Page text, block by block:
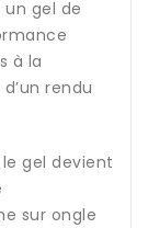
un gel de
à la
rendu
le gel devient
sur ongle